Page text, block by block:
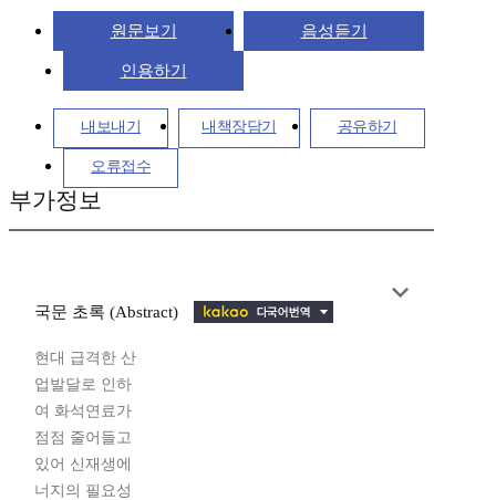
원문보기 음성듣기
인용하기
내보내기 내책장담기 공유하기
오류접수
부가정보
국문 초록 (Abstract)
현대 급격한 산
업발달로 인하
여 화석연료가
점점 줄어들고
있어 신재생에
너지의 필요성